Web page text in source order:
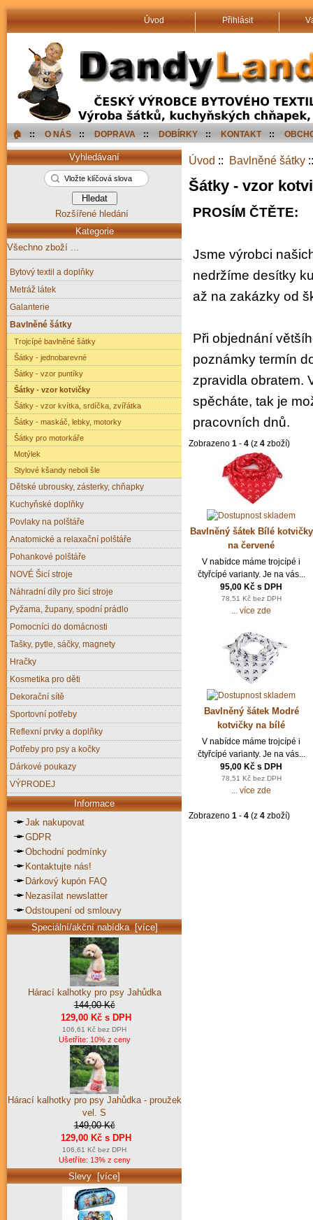
Úvod Přihlásit
🏠︎ :: O NÁS :: DOPRAVA :: DOBÍRKY :: KONTAKT ::
Úvod :: Bavlněné šátky
Šátky - vzor
PROSÍM ČTĚTE:
Jsme výrobci
nedržíme desítky
až na zakázky od
Při objednání
poznámky termín
zpravidla obratem.
spěcháte, tak je
pracovních dnů.
Zobrazeno 1 - 4 (z 4 zboží)
Bavlněný šátek Bílé kotvičky
na červené
V nabídce máme trojcípé i
čtyřcípé varianty. Je na vás...
95,00 Kč s DPH
78,51 Kč bez DPH
... více zde
Bavlněný šátek Modré
kotvičky na bílé
V nabídce máme trojcípé i
čtyřcípé varianty. Je na vás...
95,00 Kč s DPH
78,51 Kč bez DPH
... více zde
Zobrazeno 1 - 4 (z 4 zboží)
Vyhledávaní
Rozšířené hledání
Kategorie
Všechno zboží ...
Bytový textil a doplňky
Metráž látek
Galanterie
Bavlněné šátky
Trojcípé bavlněné šátky
Šátky - jednobarevné
Šátky - vzor puntíky
Šátky - vzor kotvičky
Šátky - vzor kvítka, srdíčka, zvířátka
Šátky - maskáč, lebky, motorky
Šátky pro motorkáře
Motýlek
Stylové kšandy neboli šle
Dětské ubrousky, zásterky, chňapky
Kuchyňské doplňky
Povlaky na polštáře
Anatomické a relaxační polštáře
Pohankové polštáře
NOVÉ Šicí stroje
Náhradní díly pro šicí stroje
Pyžama, župany, spodní prádlo
Pomocníci do domácnosti
Tašky, pytle, sáčky, magnety
Hračky
Kosmetika pro děti
Dekorační sítě
Sportovní potřeby
Reflexní prvky a doplňky
Potřeby pro psy a kočky
Dárkové poukazy
VÝPRODEJ
Informace
Jak nakupovat
GDPR
Obchodní podmínky
Kontaktujte nás!
Dárkový kupón FAQ
Nezasílat newslatter
Odstoupení od smlouvy
Speciální/akční nabídka [více]
Hárací kalhotky pro psy Jahůdka
144,00 Kč
129,00 Kč s DPH
106,61 Kč bez DPH
Ušetříte: 10% z ceny
Hárací kalhotky pro psy Jahůdka - proužek
vel. S
149,00 Kč
129,00 Kč s DPH
106,61 Kč bez DPH
Ušetříte: 13% z ceny
Slevy [více]